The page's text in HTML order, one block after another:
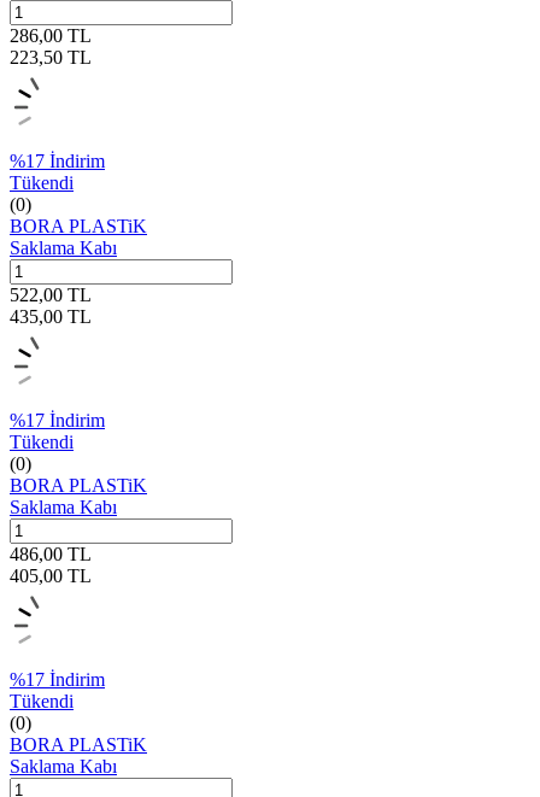
286,00 TL
223,50 TL
%17 İndirim
Tükendi
(0)
BORA PLASTiK
Saklama Kabı
522,00 TL
435,00 TL
%17 İndirim
Tükendi
(0)
BORA PLASTiK
Saklama Kabı
486,00 TL
405,00 TL
%17 İndirim
Tükendi
(0)
BORA PLASTiK
Saklama Kabı